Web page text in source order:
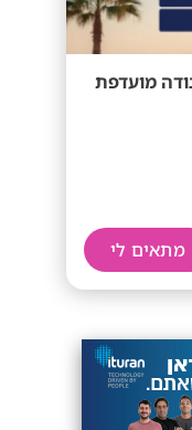
מועדפת
מתאים לי